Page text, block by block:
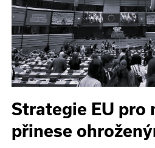
Strategie EU pro
přinese